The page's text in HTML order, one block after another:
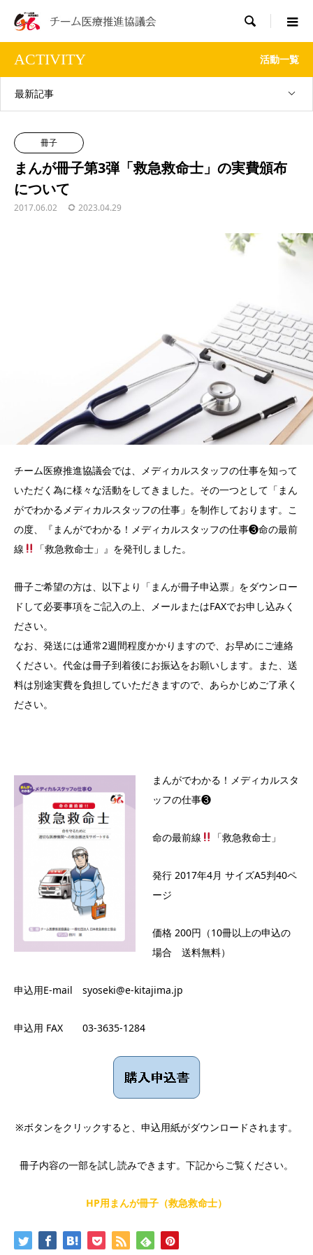

ACTIVITY 活動一覧
最新記事
冊子
まんが冊子第3弾「救急救命士」の実費頒布
について
2017.06.02 2023.04.29
チーム医療推進協議会では、メディカルスタッフの仕事を知って
いただく為に様々な活動をしてきました。その一つとして「まん
がでわかるメディカルスタッフの仕事」を制作しております。こ
の度、『まんがでわかる！メディカルスタッフの仕事❸命の最前
線
「救急救命士」』を発刊しました。
冊子ご希望の方は、以下より「まんが冊子申込票」をダウンロー
ドして必要事項をご記入の上、メールまたはFAXでお申し込みく
ださい。
なお、発送には通常2週間程度かかりますので、お早めにご連絡
ください。代金は冊子到着後にお振込をお願いします。また、送
料は別途実費を負担していただきますので、あらかじめご了承く
ださい。
まんがでわかる！メディカルスタ
ッフの仕事❸
命の最前線 「救急救命士」
発行 2017年4月 サイズA5判40ペ
ージ
価格 200円（10冊以上の申込の
場合 送料無料）
申込用E-mail syoseki@e-kitajima.jp
申込用 FAX 03-3635-1284
※ボタンをクリックすると、申込用紙がダウンロードされます。
冊子内容の一部を試し読みできます。下記からご覧ください。
HP用まんが冊子（救急救命士）